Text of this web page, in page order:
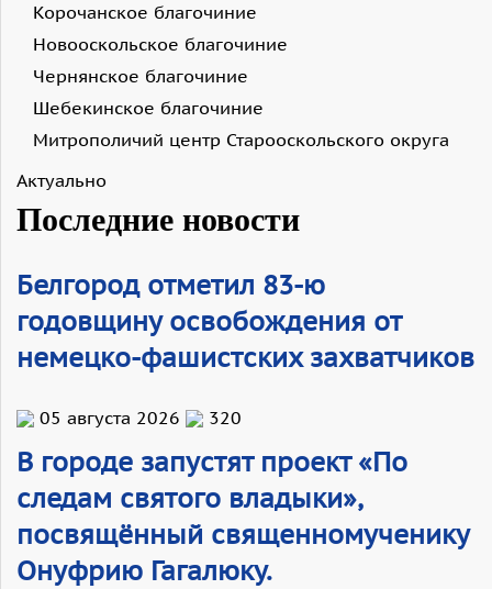
Корочанское благочиние
Новооскольское благочиние
Чернянское благочиние
Шебекинское благочиние
Митрополичий центр Старооскольского округа
Актуально
Последние новости
Белгород отметил 83-ю
годовщину освобождения от
немецко-фашистских захватчиков
05 августа 2026 320
В городе запустят проект «По
следам святого владыки»,
посвящённый священномученику
Онуфрию Гагалюку.